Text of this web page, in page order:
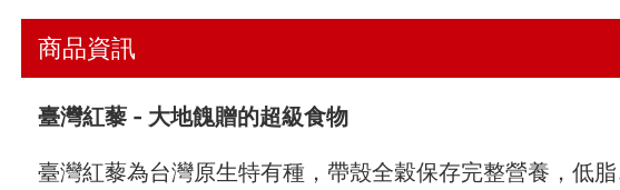
商品資訊
臺灣紅藜 - 大地餽贈的超級食物
臺灣紅藜為台灣原生特有種，帶殼全穀保存完整營養，低